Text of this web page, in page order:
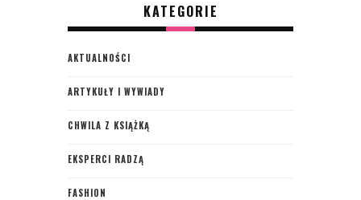
KATEGORIE
AKTUALNOŚCI
ARTYKUŁY I WYWIADY
CHWILA Z KSIĄŻKĄ
EKSPERCI RADZĄ
FASHION